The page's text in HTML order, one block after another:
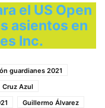
el US Open
asientos en
Inc.
guardianes 2021
Cruz Azul
Guillermo Álvarez